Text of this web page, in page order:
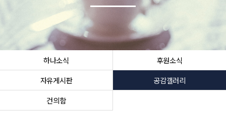
하나소식
후원소식
자유게시판
공감갤러리
건의함